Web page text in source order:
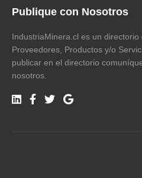
Publique con Nosotros
IndustriaMinera.cl es un directorio
Proveedores, Productos y/o
publicar en el directorio
nosotros.